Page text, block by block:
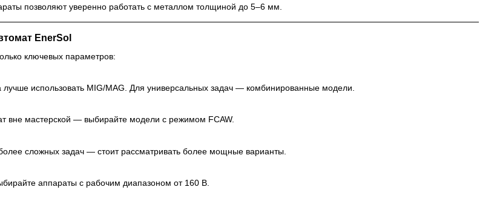
позволяют уверенно работать с металлом толщиной до 5–6 мм.
EnerSol
ключевых параметров:
лучше использовать MIG/MAG. Для универсальных задач — комбинированные модели.
вне мастерской — выбирайте модели с режимом FCAW.
сложных задач — стоит рассматривать более мощные варианты.
аппараты с рабочим диапазоном от 160 В.